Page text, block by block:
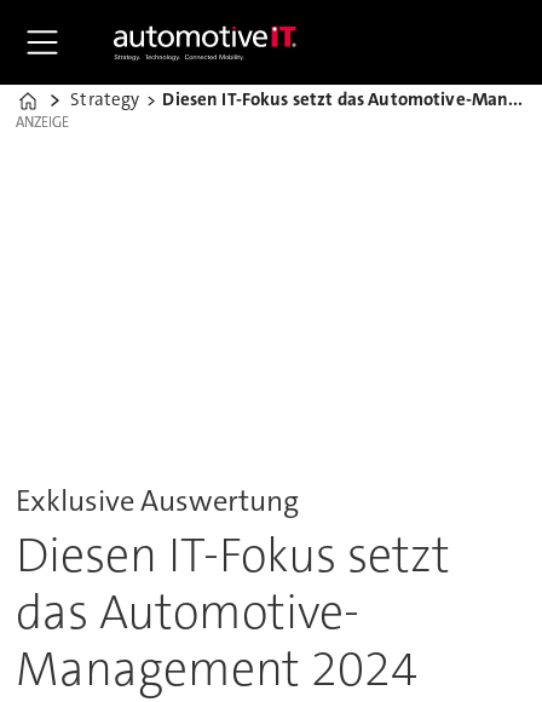
Home
Strategy Diesen IT-Fokus setzt das Automotive-Management 2024
ANZEIGE
ANZEIGE
Exklusive Auswertung
Diesen IT-Fokus setzt
das Automotive-
Management 2024